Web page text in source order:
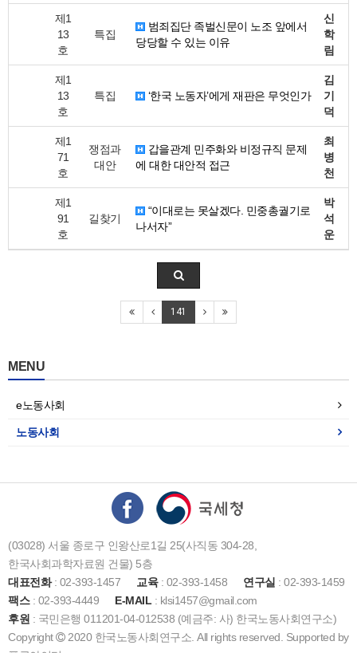
제1
13
호
특집
범죄집단 족벌신문이 노조 앞에서
당당할 수 있는 이유
신
학
림
제1
13
호
특집 ‘한국 노동자’에게 재판은 무엇인가
김
기
덕
제1
71
호
쟁점과
대안
갑을관계 민주화와 비정규직 문제
에 대한 대안적 접근
최
병
천
제1
91
호
길찾기
“이대로는 못살겠다. 민중총궐기로
나서자”
박
석
운
141
MENU
e노동사회
노동사회
(03028) 서울 종로구 인왕산로1길 25(사직동 304-28,
한국사회과학자료원 건물) 5층
대표전화: 02-393-1457 교육: 02-393-1458 연구실 : 02-393-1459
팩스: 02-393-4449 E-MAIL : klsi1457@gmail.com
후원 : 국민은행 011201-04-012538 (예금주: 사) 한국노동사회연구소)
Copyright
2020 한국노동사회연구소. All rights reserved. Supported by